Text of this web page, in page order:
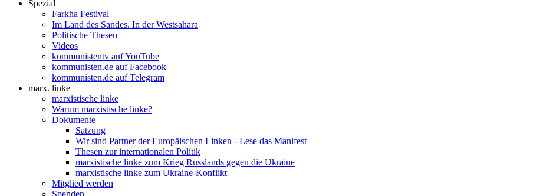
Spezial
Farkha Festival
Im Land des Sandes. In der Westsahara
Politische Thesen
Videos
kommunistentv auf YouTube
kommunisten.de auf Facebook
kommunisten.de auf Telegram
marx. linke
marxistische linke
Warum marxistische linke?
Dokumente
Satzung
Wir sind Partner der Europäischen Linken - Lese das Manifest
Thesen zur internationalen Politik
marxistische linke zum Krieg Russlands gegen die Ukraine
marxistische linke zum Ukraine-Konflikt
Mitglied werden
Spenden